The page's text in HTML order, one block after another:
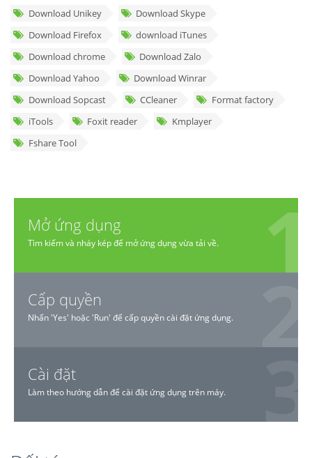
Download Unikey
Download Skype
Download Firefox
download iTunes
Download chrome
Download Zalo
Download Yahoo
Download Winrar
Download Sopcast
CCleaner
Format factory
iTools
Foxit reader
Kmplayer
Fshare Tool
Mở ứng dụng
Tìm kiếm và nháy kép để mở ứng dụng vừa tải về.
Cấp quyền
Nhấn 'Yes' hoặc 'Run' để cấp quyền cài đặt ứng dụng.
Cài đặt
Làm theo hướng dẫn để cài đặt ứng dụng trên máy.